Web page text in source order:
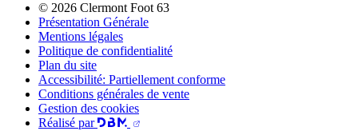
© 2026 Clermont Foot 63
Présentation Générale
Mentions légales
Politique de confidentialité
Plan du site
Accessibilité: Partiellement conforme
Conditions générales de vente
Gestion des cookies
Réalisé par